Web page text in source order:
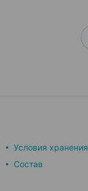
Условия хранения
Состав